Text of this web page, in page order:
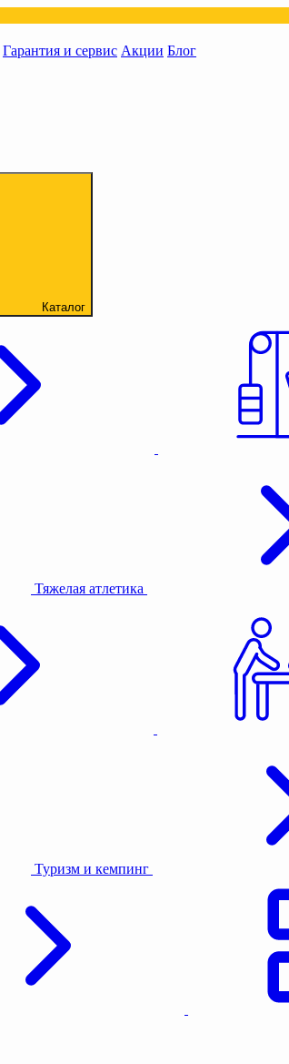
Гарантия и сервис Акции Блог
Каталог
Тяжелая атлетика
Туризм и кемпинг